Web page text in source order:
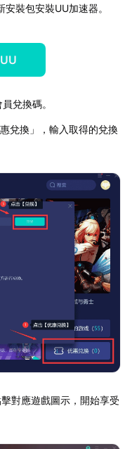
裝包安裝UU加速器。
兌換碼。
兌換」，輸入取得的兌換
對應遊戲圖示，開始享受